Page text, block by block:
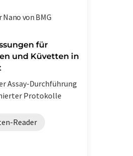
Nano von BMG
für
und Küvetten in
Assay-Durchführung
Protokolle
Reader